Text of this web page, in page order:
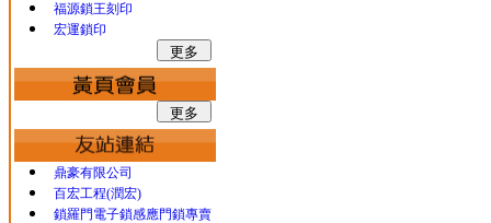
福源鎖王刻印
宏運鎖印
鼎豪有限公司
百宏工程(潤宏)
鎖羅門電子鎖感應門鎖專賣